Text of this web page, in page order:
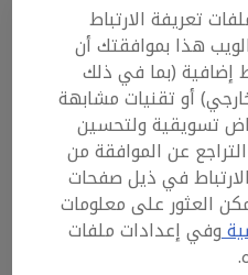
تعريفة الارتباط
هذا بموافقتك أن
إضافية (بما في ذلك
أو تقنيات مشابهة
تسويقية ولتحسين
عن الموافقة من
في ذيل صفحات
العثور على معلومات
وفي إعدادات ملفات